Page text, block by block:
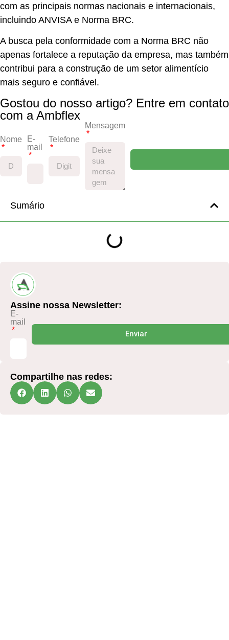
com as principais normas nacionais e internacionais,
incluindo ANVISA e Norma BRC.
A busca pela conformidade com a Norma BRC não
apenas fortalece a reputação da empresa, mas também
contribui para a construção de um setor alimentício
mais seguro e confiável.
Gostou do nosso artigo? Entre em contato
com a Ambflex
Nome
E-
mail
Telefone
Mensagem
Sumário
Assine nossa Newsletter:
E-
mail
Enviar
Compartilhe nas redes: